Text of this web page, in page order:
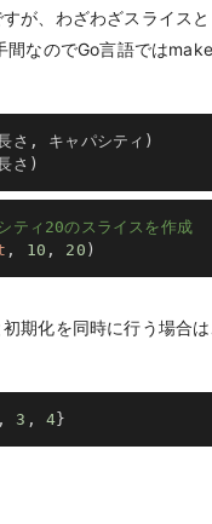
が、わざわざスライス
間なのでGo言語では
さ , キャパシティ )
さ )
ィ20のスライスを作成
, 10 , 20 )
期化を同時に行う場合は
, 3 , 4 }